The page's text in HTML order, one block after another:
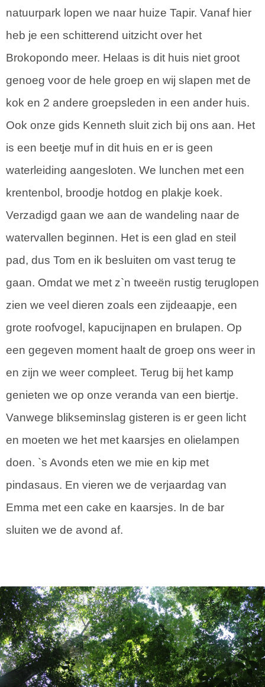
natuurpark lopen we naar huize Tapir. Vanaf hier
heb je een schitterend uitzicht over het
Brokopondo meer. Helaas is dit huis niet groot
genoeg voor de hele groep en wij slapen met de
kok en 2 andere groepsleden in een ander huis.
Ook onze gids Kenneth sluit zich bij ons aan. Het
is een beetje muf in dit huis en er is geen
waterleiding aangesloten. We lunchen met een
krentenbol, broodje hotdog en plakje koek.
Verzadigd gaan we aan de wandeling naar de
watervallen beginnen. Het is een glad en steil
pad, dus Tom en ik besluiten om vast terug te
gaan. Omdat we met z`n tweeën rustig teruglopen
zien we veel dieren zoals een zijdeaapje, een
grote roofvogel, kapucijnapen en brulapen. Op
een gegeven moment haalt de groep ons weer in
en zijn we weer compleet. Terug bij het kamp
genieten we op onze veranda van een biertje.
Vanwege blikseminslag gisteren is er geen licht
en moeten we het met kaarsjes en olielampen
doen. `s Avonds eten we mie en kip met
pindasaus. En vieren we de verjaardag van
Emma met een cake en kaarsjes. In de bar
sluiten we de avond af.